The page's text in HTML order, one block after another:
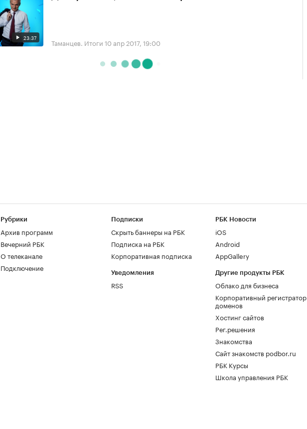
23:37 Таманцев. Итоги 10 апр 2017, 19:00
Рубрики
Архив программ
Вечерний РБК
О телеканале
Подключение
Подписки
Скрыть баннеры на РБК
Подписка на РБК
Корпоративная подписка
Уведомления
RSS
РБК Новости
iOS
Android
AppGallery
Другие продукты РБК
Облако для бизнеса
Корпоративный регистратор
доменов
Хостинг сайтов
Рег.решения
Знакомства
Сайт знакомств podbor.ru
РБК Курсы
Школа управления РБК